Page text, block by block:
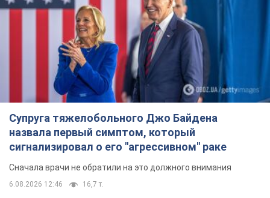
Супруга тяжелобольного Джо Байдена
назвала первый симптом, который
сигнализировал о его "агрессивном" раке
Сначала врачи не обратили на это должного внимания
6.08.2026 12:46 16,7 т.